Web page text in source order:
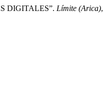
DIGITALES”. Límite (Arica),